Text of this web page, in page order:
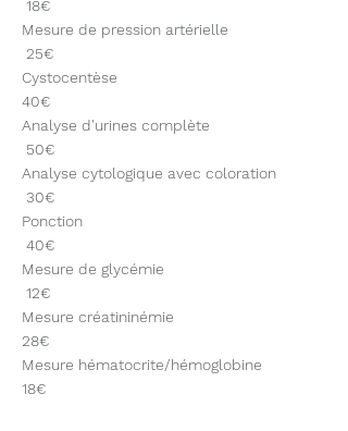
18€
Mesure de pression artérielle
25€
Cystocentèse
40€
Analyse d'urines complète
50€
Analyse cytologique avec coloration
30€
Ponction
40€
Mesure de glycémie
12€
Mesure créatininémie
28€
Mesure hématocrite/hémoglobine
18€